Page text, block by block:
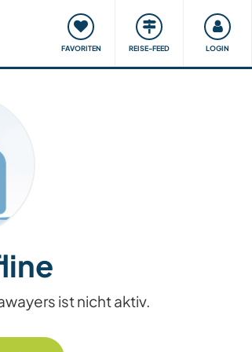
FAVORITEN REISE-FEED LOGIN
Reisen & Lernen Unsere Community
ist nicht aktiv.